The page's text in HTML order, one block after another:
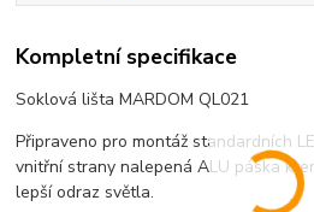
Kompletní specifikace
Soklová lišta MARDOM QL021
Připraveno pro montáž standardních
vnitřní strany nalepená ALU páska
lepší odraz světla. ​